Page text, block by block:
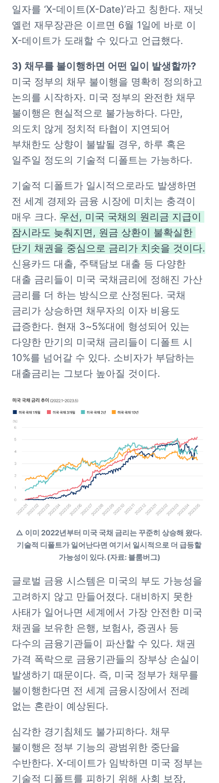
일자를 ‘X-데이트(X-Date)’라고 칭한다. 재닛
옐런 재무장관은 이르면 6월 1일에 바로 이
X-데이트가 도래할 수 있다고 언급했다.
미국 정부의 채무 불이행을 명확히 정의하고
논의를 시작하자. 미국 정부의 완전한 채무
불이행은 현실적으로 불가능하다. 다만,
의도치 않게 정치적 타협이 지연되어
부채한도 상향이 불발될 경우, 하루 혹은
일주일 정도의 기술적 디폴트는 가능하다.
기술적 디폴트가 일시적으로라도 발생하면
전 세계 경제와 금융 시장에 미치는 충격이
매우 크다. 우선, 미국 국채의 원리금 지급이
잠시라도 늦춰지면, 원금 상환이 불확실한
단기 채권을 중심으로 금리가 치솟을 것이다.
신용카드 대출, 주택담보 대출 등 다양한
대출 금리들이 미국 국채금리에 정해진 가산
금리를 더 하는 방식으로 산정된다. 국채
금리가 상승하면 채무자의 이자 비용도
급증한다. 현재 3~5%대에 형성되어 있는
다양한 만기의 미국채 금리들이 디폴트 시
10%를 넘어갈 수 있다. 소비자가 부담하는
대출금리는 그보다 높아질 것이다.
△ 이미 2022년부터 미국 국채 금리는 꾸준히 상승해 왔다.
기술적 디폴트가 일어난다면 여기서 일시적으로 더 급등할
가능성이 있다. (자료: 블룸버그)
글로벌 금융 시스템은 미국의 부도 가능성을
고려하지 않고 만들어졌다. 대비하지 못한
사태가 일어나면 세계에서 가장 안전한 미국
채권을 보유한 은행, 보험사, 증권사 등
다수의 금융기관들이 파산할 수 있다. 채권
가격 폭락으로 금융기관들의 장부상 손실이
발생하기 때문이다. 즉, 미국 정부가 채무를
불이행한다면 전 세계 금융시장에서 전례
없는 혼란이 예상된다.
심각한 경기침체도 불가피하다. 채무
불이행은 정부 기능의 광범위한 중단을
수반한다. X-데이트가 임박하면 미국 정부는
기술적 디폴트를 피하기 위해 사회 보장,